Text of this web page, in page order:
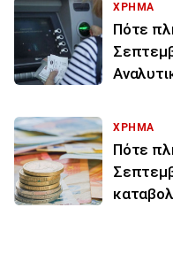
ΧΡΗΜΑ
Πότε
ΧΡΗΜΑ
Πότε